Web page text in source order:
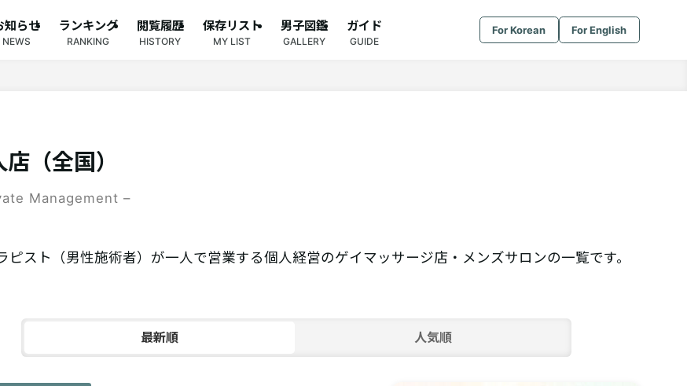
知らせ
NEWS
ランキング
RANKING
閲覧履歴
HISTORY
保存リスト
MY LIST
男子図鑑
GALLERY
ガイド
GUIDE
For Korean For English
（全国）
Management –
ピスト（男性施術者）が一人で営業する個人経営のゲイマッサージ店・メンズサロンの一覧です。
最新順 人気順